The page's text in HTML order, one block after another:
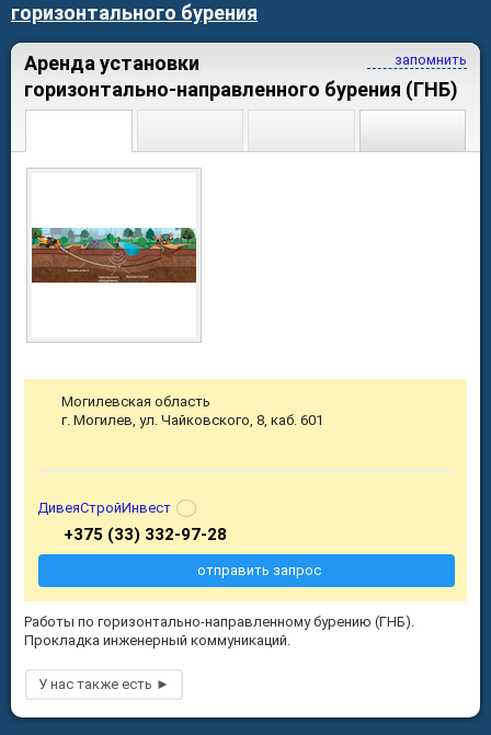
горизонтального бурения
запомнить
Аренда установки
горизонтально-направленного бурения (ГНБ)
Работы по горизонтально-направленному бурению (ГНБ).
Прокладка инженерный коммуникаций.
Могилевская область
г. Могилев, ул. Чайковского, 8, каб. 601
ДивеяСтройИнвест
+375 (33) 332-97-28
отправить запрос